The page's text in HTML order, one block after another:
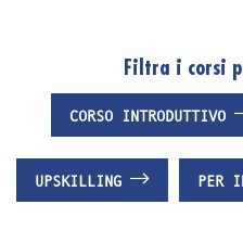
Filtra i corsi
CORSO INTRODUTTIVO
UPSKILLING PER